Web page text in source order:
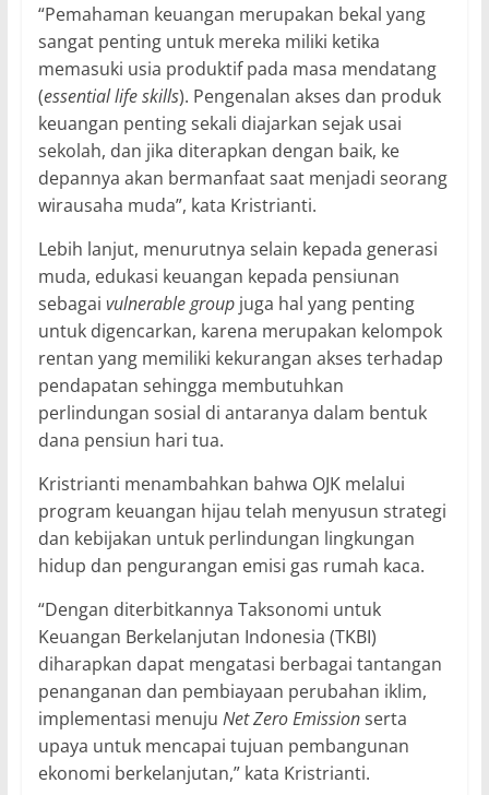
“Pemahaman keuangan merupakan bekal yang
sangat penting untuk mereka miliki ketika
memasuki usia produktif pada masa mendatang
(essential life skills). Pengenalan akses dan produk
keuangan penting sekali diajarkan sejak usai
sekolah, dan jika diterapkan dengan baik, ke
depannya akan bermanfaat saat menjadi seorang
wirausaha muda”, kata Kristrianti.
Lebih lanjut, menurutnya selain kepada generasi
muda, edukasi keuangan kepada pensiunan
sebagai vulnerable groupjuga hal yang penting
untuk digencarkan, karena merupakan kelompok
rentan yang memiliki kekurangan akses terhadap
pendapatan sehingga membutuhkan
perlindungan sosial di antaranya dalam bentuk
dana pensiun hari tua.
Kristrianti menambahkan bahwa OJK melalui
program keuangan hijau telah menyusun strategi
dan kebijakan untuk perlindungan lingkungan
hidup dan pengurangan emisi gas rumah kaca.
“Dengan diterbitkannya Taksonomi untuk
Keuangan Berkelanjutan Indonesia (TKBI)
diharapkan dapat mengatasi berbagai tantangan
penanganan dan pembiayaan perubahan iklim,
implementasi menuju Net Zero Emissionserta
upaya untuk mencapai tujuan pembangunan
ekonomi berkelanjutan,” kata Kristrianti.